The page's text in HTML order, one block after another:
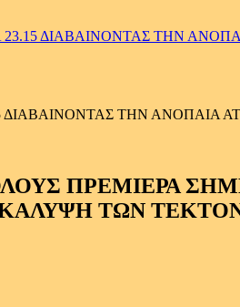
ΔΙΑΒΑΙΝΟΝΤΑΣ ΤΗΝ
ΤΗΝ ΑΝΟΠΑΙΑ